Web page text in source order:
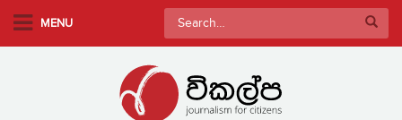
MENU
Search
for: